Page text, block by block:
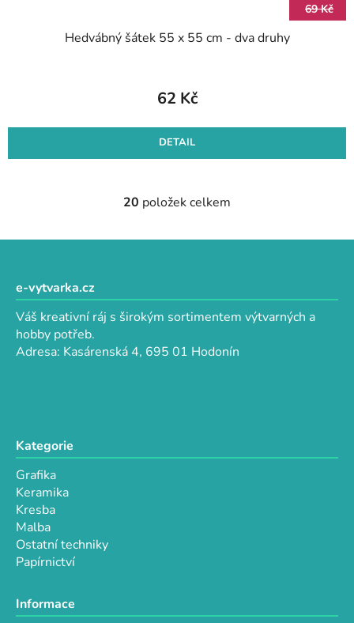
69 Kč
Hedvábný šátek 55 x 55 cm - dva druhy
62 Kč
DETAIL
O
l
a
c
p
ý
20 položek celkem
e-vytvarka.cz
Váš kreativní ráj s širokým sortimentem výtvarných a
hobby potřeb.
Adresa: Kasárenská 4, 695 01 Hodonín
Kategorie
Grafika
Keramika
Kresba
Malba
Ostatní techniky
Papírnictví
Informace